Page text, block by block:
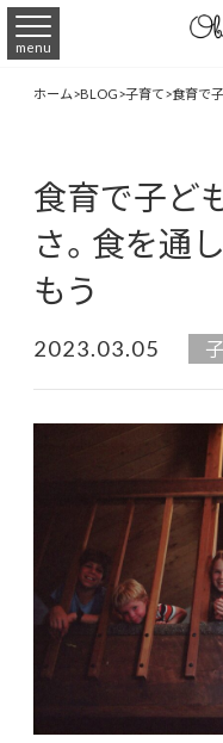
menu
ホーム>BLOG>子育て>食育で
食育で子ど
さ。食を通
もう
2023.03.05